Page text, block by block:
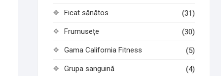
Ficat sănătos (31)
Frumusețe (30)
Gama California Fitness (5)
Grupa sanguină (4)